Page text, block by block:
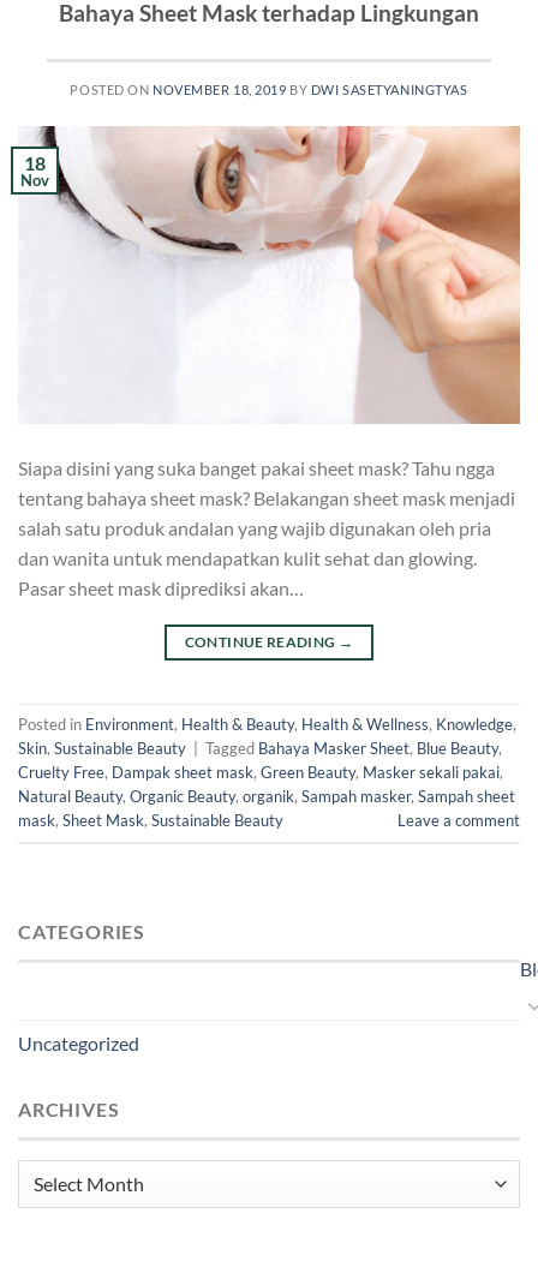
Bahaya Sheet Mask terhadap Lingkungan
POSTED ON NOVEMBER 18, 2019 BY DWI SASETYANINGTYAS
18
Nov
Siapa disini yang suka banget pakai sheet mask? Tahu ngga
tentang bahaya sheet mask? Belakangan sheet mask menjadi
salah satu produk andalan yang wajib digunakan oleh pria
dan wanita untuk mendapatkan kulit sehat dan glowing.
Pasar sheet mask diprediksi akan…
CONTINUE READING →
Posted in Environment, Health & Beauty, Health & Wellness, Knowledge,
Skin, Sustainable Beauty Tagged Bahaya Masker Sheet, Blue Beauty,
Cruelty Free, Dampak sheet mask, Green Beauty, Masker sekali pakai,
Natural Beauty, Organic Beauty, organik, Sampah masker, Sampah sheet
mask, Sheet Mask, Sustainable Beauty Leave a comment
CATEGORIES
Uncategorized
ARCHIVES
Archives